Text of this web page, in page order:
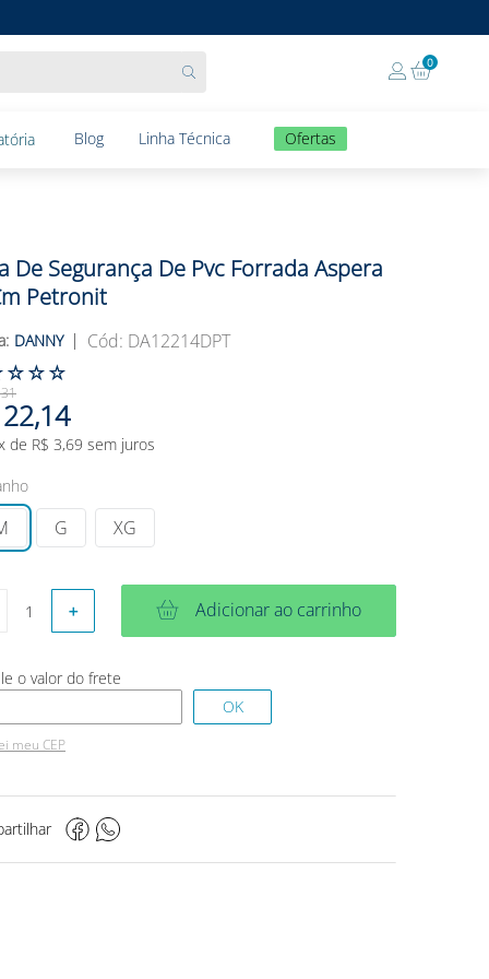
0
Blog Linha Técnica Ofertas
De Segurança De Pvc Forrada Aspera
Petronit
DANNY : DA12214DPT
☆☆☆
31
22,14
de R$ 3,69 sem juros
G XG
＋ Adicionar ao carrinho
meu CEP